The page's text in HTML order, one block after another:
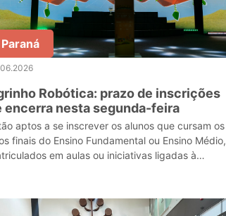
Paraná
Robótica: prazo de inscrições
encerra nesta segunda-feira
aptos a se inscrever os alunos que cursam os
finais do Ensino Fundamental ou Ensino Médio,
em aulas ou iniciativas ligadas à